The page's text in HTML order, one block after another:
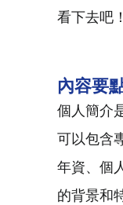
看下去吧！
內容要
個人簡介
可以包含
年資、個
的背景和